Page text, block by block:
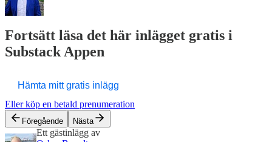
Fortsätt läsa det här inlägget gratis i
Substack Appen
Hämta mitt gratis inlägg
Eller köp en betald prenumeration
Föregående Nästa
Ett gästinlägg av